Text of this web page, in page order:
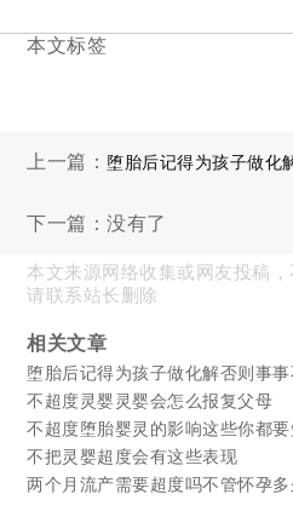
本文标签
上一篇： 堕胎后记得为孩子做化
下一篇：没有了
本文来源网络收集或网友投稿
请联系站长删除
相关文章
堕胎后记得为孩子做化解否则事
不超度灵婴灵婴会怎么报复父母
不超度堕胎婴灵的影响这些你都要
不把灵婴超度会有这些表现
两个月流产需要超度吗不管怀孕